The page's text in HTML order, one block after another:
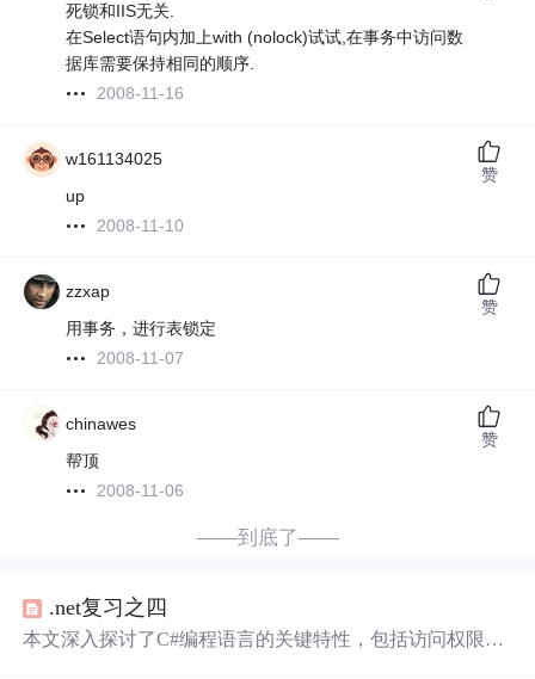
死锁和IIS无关.
在Select语句内加上with (nolock)试试,在事务中访问数
据库需要保持相同的顺序.
2008-11-16
w161134025
up
2008-11-10
赞
zzxap
用事务，进行表锁定
2008-11-07
赞
chinawes
帮顶
2008-11-06
赞
——到底了——
.net复习之四
本文深入探讨了C#编程语言的关键特性，包括访问权限、